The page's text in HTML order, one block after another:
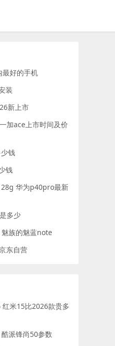
好的手机
装
新上市
加ace上市时间及价
钱
钱
华为p40pro最新
多少
族的魅蓝note
东自营
米15比2026款贵多
派锋尚50参数